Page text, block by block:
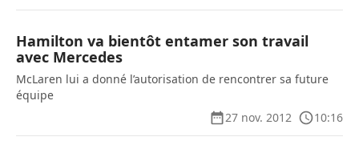
Hamilton va bientôt entamer son travail
avec Mercedes
McLaren lui a donné l’autorisation de rencontrer sa future
équipe
27 nov. 2012
10:16